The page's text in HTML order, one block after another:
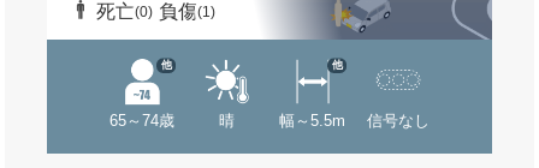
死亡(0) 負傷(1)
65～74歳
他
晴 幅～5.5m
他
信号なし